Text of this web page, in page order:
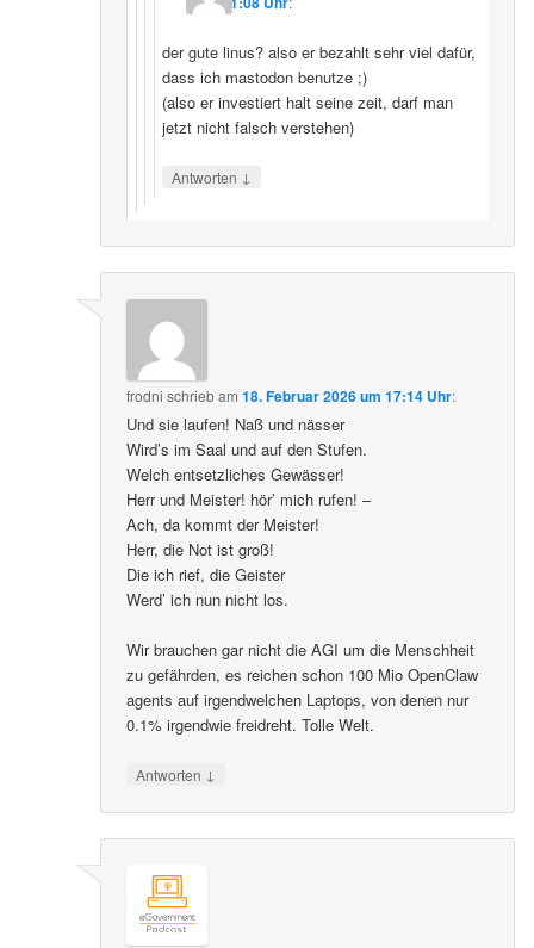
der gute linus? also er bezahlt sehr viel dafür,
dass ich mastodon benutze ;)
(also er investiert halt seine zeit, darf man
jetzt nicht falsch verstehen)
Antworten ↓
frodni schriebam18. Februar 2026 um 17:14 Uhr:
Und sie laufen! Naß und nässer
Wird’s im Saal und auf den Stufen.
Welch entsetzliches Gewässer!
Herr und Meister! hör’ mich rufen! –
Ach, da kommt der Meister!
Herr, die Not ist groß!
Die ich rief, die Geister
Werd’ ich nun nicht los.
Wir brauchen gar nicht die AGI um die Menschheit
zu gefährden, es reichen schon 100 Mio OpenClaw
agents auf irgendwelchen Laptops, von denen nur
0.1% irgendwie freidreht. Tolle Welt.
Antworten ↓